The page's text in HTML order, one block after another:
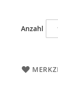
Anzahl